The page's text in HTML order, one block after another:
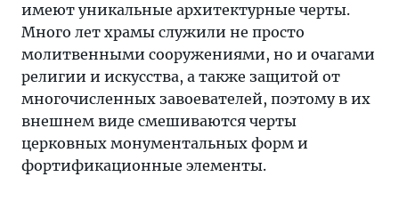
имеют уникальные архитектурные черты.
Много лет храмы служили не просто
молитвенными сооружениями, но и очагами
религии и искусства, а также защитой от
многочисленных завоевателей, поэтому в их
внешнем виде смешиваются черты
церковных монументальных форм и
фортификационные элементы.